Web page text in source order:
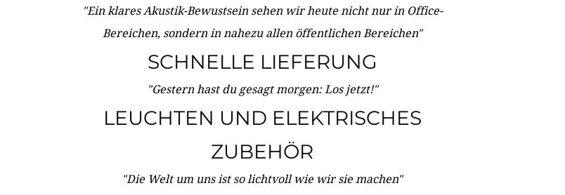
"Ein klares Akustik-Bewustsein sehen wir heute nicht nur in Office-
Bereichen, sondern in nahezu allen öffentlichen Bereichen"
SCHNELLE LIEFERUNG
"Gestern hast du gesagt morgen: Los jetzt!"
LEUCHTEN UND ELEKTRISCHES
ZUBEHÖR
"Die Welt um uns ist so lichtvoll wie wir sie machen"